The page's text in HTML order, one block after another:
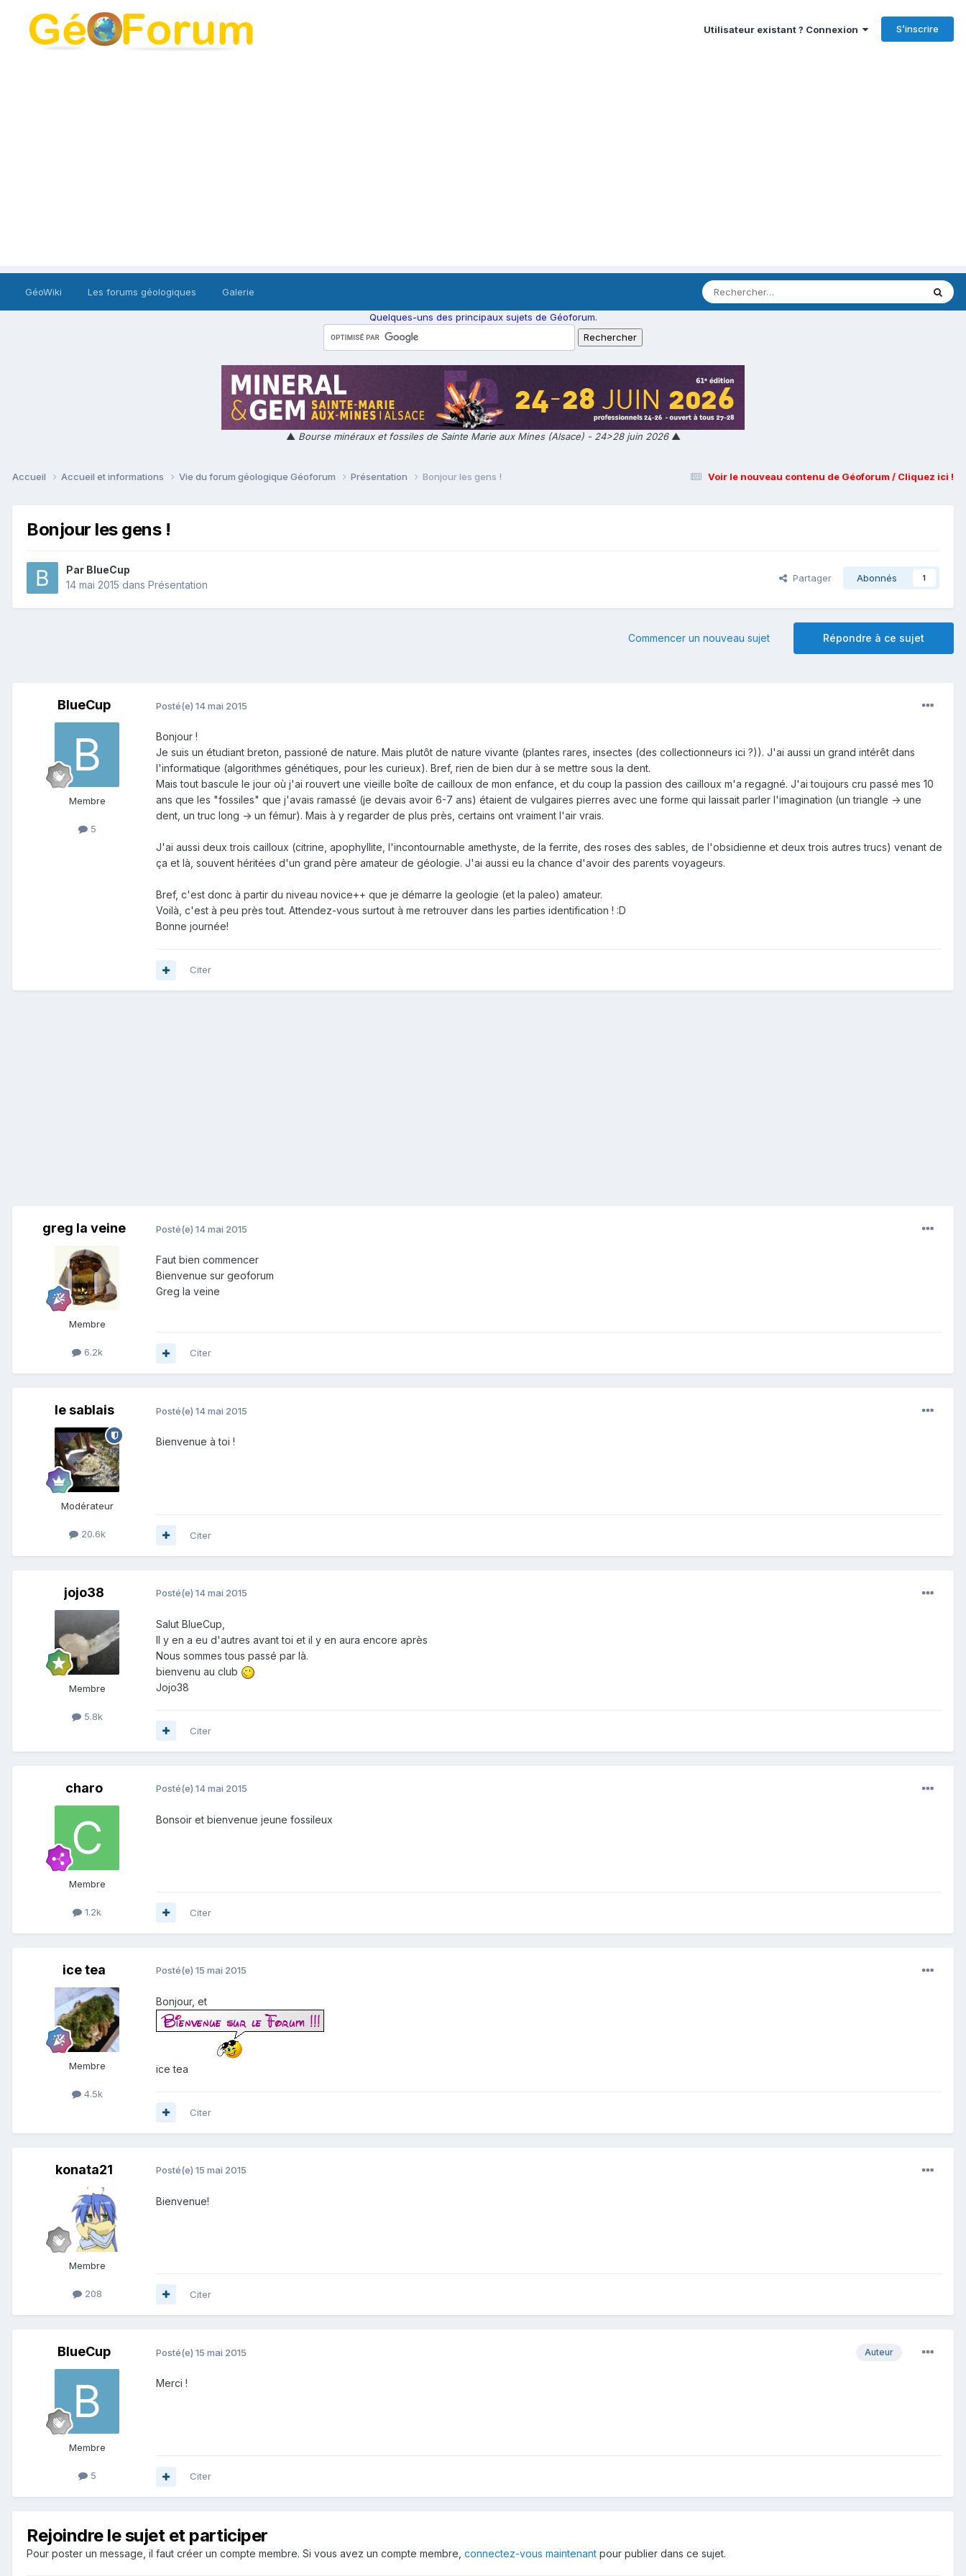
Utilisateur existant ? Connexion S’inscrire
GéoWiki Les forums géologiques Galerie
Quelques-uns des principaux sujets de Géoforum.
▲ Bourse minéraux et fossiles de Sainte Marie aux Mines (Alsace) - 24>28 juin 2026▲
Voir le nouveau contenu de Géoforum / Cliquez ici !
Accueil Accueil et informations Vie du forum géologique Géoforum Présentation Bonjour les gens !
Bonjour les gens !
Par BlueCup
14 mai 2015 dans Présentation
Partager Abonnés 1
Répondre à ce sujet
Commencer un nouveau sujet
BlueCup
Membre
5
Posté(e) 14 mai 2015
Bonjour !
Je suis un étudiant breton, passioné de nature. Mais plutôt de nature vivante (plantes rares, insectes (des collectionneurs ici ?)). J'ai aussi un grand intérêt dans
l'informatique (algorithmes génétiques, pour les curieux). Bref, rien de bien dur à se mettre sous la dent.
Mais tout bascule le jour où j'ai rouvert une vieille boîte de cailloux de mon enfance, et du coup la passion des cailloux m'a regagné. J'ai toujours cru passé mes 10
ans que les "fossiles" que j'avais ramassé (je devais avoir 6-7 ans) étaient de vulgaires pierres avec une forme qui laissait parler l'imagination (un triangle -> une
dent, un truc long -> un fémur). Mais à y regarder de plus près, certains ont vraiment l'air vrais.
J'ai aussi deux trois cailloux (citrine, apophyllite, l'incontournable amethyste, de la ferrite, des roses des sables, de l'obsidienne et deux trois autres trucs) venant de
ça et là, souvent héritées d'un grand père amateur de géologie. J'ai aussi eu la chance d'avoir des parents voyageurs.
Bref, c'est donc à partir du niveau novice++ que je démarre la geologie (et la paleo) amateur.
Voilà, c'est à peu près tout. Attendez-vous surtout à me retrouver dans les parties identification ! :D
Bonne journée!
Citer
greg la veine
Membre
6.2k
Posté(e) 14 mai 2015
Faut bien commencer
Bienvenue sur geoforum
Greg la veine
Citer
le sablais
Modérateur
20.6k
Posté(e) 14 mai 2015
Bienvenue à toi !
Citer
jojo38
Membre
5.8k
Posté(e) 14 mai 2015
Salut BlueCup,
Il y en a eu d'autres avant toi et il y en aura encore après
Nous sommes tous passé par là.
bienvenu au club
Jojo38
Citer
charo
Membre
1.2k
Posté(e) 14 mai 2015
Bonsoir et bienvenue jeune fossileux
Citer
ice tea
Membre
4.5k
Posté(e) 15 mai 2015
Bonjour, et
ice tea
Citer
konata21
Membre
208
Posté(e) 15 mai 2015
Bienvenue!
Citer
BlueCup
Membre
5
Auteur
Posté(e) 15 mai 2015
Merci !
Citer
Rejoindre le sujet et participer
Pour poster un message, il faut créer un compte membre. Si vous avez un compte membre, connectez-vous maintenant pour publier dans ce sujet.